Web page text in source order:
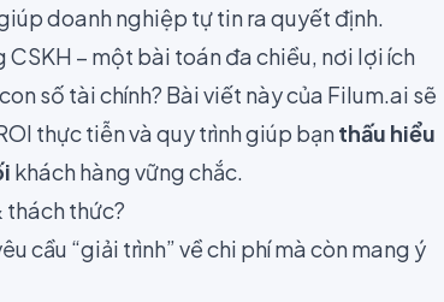
doanh nghiệp tự tin ra quyết định.
CSKH – một bài toán đa chiều, nơi lợi ích
số tài chính? Bài viết này của Filum.ai sẽ
thực tiễn và quy trình giúp bạnthấu hiểu
khách hàng vững chắc.
thách thức?
cầu “giải trình” về chi phí mà còn mang ý